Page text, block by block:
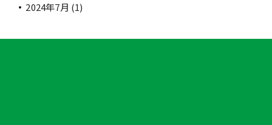
2024年7月 (1)